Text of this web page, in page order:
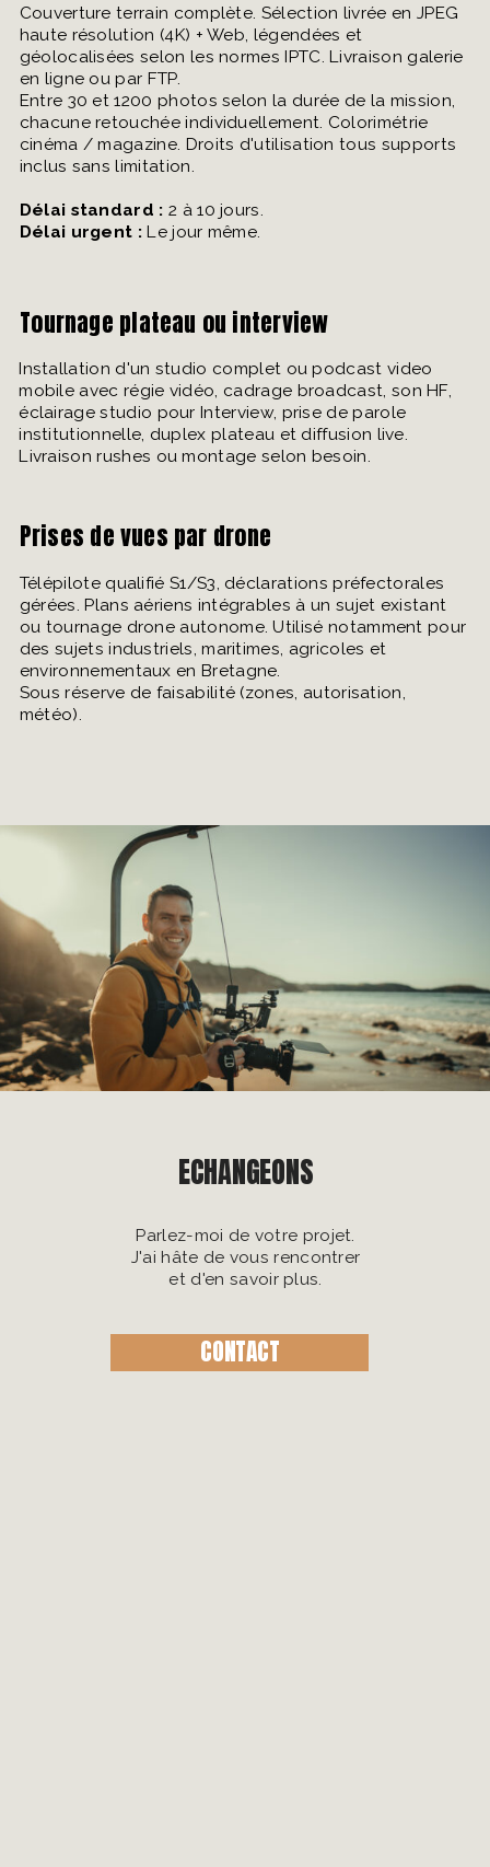
Couverture terrain complète. Sélection livrée en JPEG
haute résolution (4K) + Web, légendées et
géolocalisées selon les normes IPTC. Livraison galerie
en ligne ou par FTP.
Entre 30 et 1200 photos selon la durée de la mission,
chacune retouchée individuellement. Colorimétrie
cinéma / magazine. Droits d'utilisation tous supports
inclus sans limitation.
Délai standard : 2 à 10 jours.
Délai urgent : Le jour même.
Prises de vues par drone
Tournage plateau ou interview
Télépilote qualifié S1/S3, déclarations préfectorales
gérées. Plans aériens intégrables à un sujet existant
ou tournage drone autonome. Utilisé notamment pour
des sujets industriels, maritimes, agricoles et
environnementaux en Bretagne.
Sous réserve de faisabilité (zones, autorisation,
météo).
Installation d'un studio complet ou podcast video
mobile avec régie vidéo, cadrage broadcast, son HF,
éclairage studio pour Interview, prise de parole
institutionnelle, duplex plateau et diffusion live.
Livraison rushes ou montage selon besoin.
ECHANGEONS
Parlez-moi de votre projet.
J'ai hâte de vous rencontrer
et d'en savoir plus.
CONTACT